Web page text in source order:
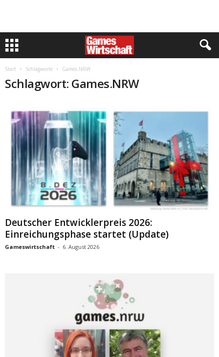
Start Schlagworte Games.NRW
Schlagwort: Games.NRW
Deutscher Entwicklerpreis 2026:
Einreichungsphase startet (Update)
Gameswirtschaft - 6. August 2026